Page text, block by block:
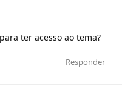
ter acesso ao tema?
Responder